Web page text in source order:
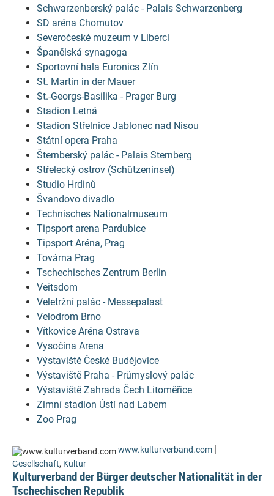
Schwarzenberský palác - Palais Schwarzenberg
SD aréna Chomutov
Severočeské muzeum v Liberci
Španělská synagoga
Sportovní hala Euronics Zlín
St. Martin in der Mauer
St.-Georgs-Basilika - Prager Burg
Stadion Letná
Stadion Střelnice Jablonec nad Nisou
Státní opera Praha
Šternberský palác - Palais Sternberg
Střelecký ostrov (Schützeninsel)
Studio Hrdinů
Švandovo divadlo
Technisches Nationalmuseum
Tipsport arena Pardubice
Tipsport Aréna, Prag
Továrna Prag
Tschechisches Zentrum Berlin
Veitsdom
Veletržní palác - Messepalast
Velodrom Brno
Vítkovice Aréna Ostrava
Vysočina Arena
Výstaviště České Budějovice
Výstaviště Praha - Průmyslový palác
Výstaviště Zahrada Čech Litoměřice
Zimní stadion Ústí nad Labem
Zoo Prag
www.kulturverband.com |
Gesellschaft, Kultur
Kulturverband der Bürger deutscher Nationalität in der
Tschechischen Republik